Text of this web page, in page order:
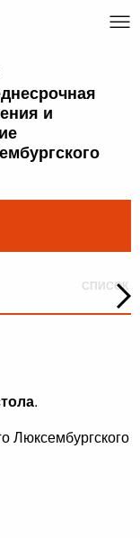
и
СПИСОК
.
Люксембургского